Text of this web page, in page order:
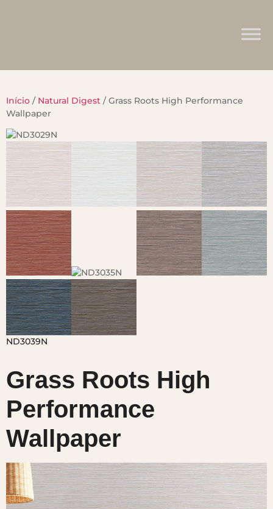
Início / Natural Digest / Grass Roots High Performance
Wallpaper
Grass Roots High
Performance
Wallpaper